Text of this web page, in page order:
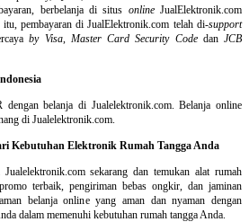
berbelanja di situs onlineJualElektronik.com
pembayaran di JualElektronik.com telah di-support
by Visa, Master Card Security Codedan JCB
belanja di Jualelektronik.com. Belanja online
di Jualelektronik.com.
Kebutuhan Elektronik Rumah Tangga Anda
sekarang dan temukan alat rumah
terbaik, pengiriman bebas ongkir, dan jaminan
belanja online yang aman dan nyaman dengan
dalam memenuhi kebutuhan rumah tangga Anda.